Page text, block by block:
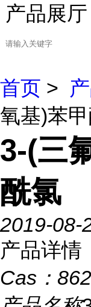
产品展厅
首页 >
氧基)苯
3-(三
酰氯
2019-08-
产品详情
Cas：